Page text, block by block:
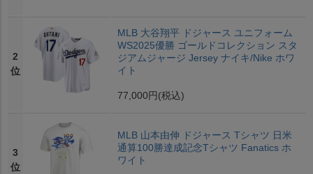
2
位
MLB 大谷翔平 ドジャース ユニフォーム
WS2025優勝 ゴールドコレクション スタ
ジアムジャージ Jersey ナイキ/Nike ホワ
イト
77,000円 (税込)
3
位
MLB 山本由伸 ドジャース Tシャツ 日米
通算100勝達成記念Tシャツ Fanatics ホ
ワイト